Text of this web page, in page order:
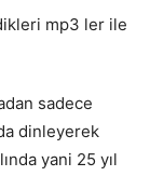
mp3 ler ile
sadece
dinleyerek
yani 25 yıl